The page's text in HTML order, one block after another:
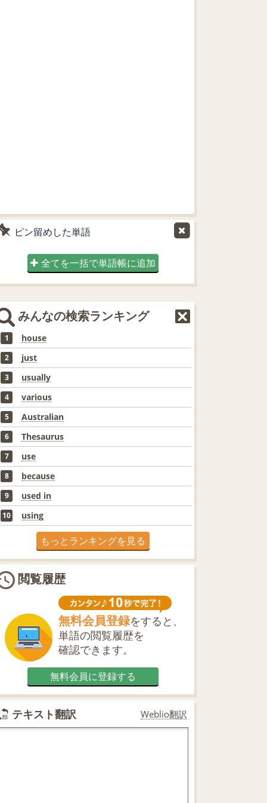
ピン留めした単語
全てを一括で単語帳に追加
みんなの検索ランキング
1 house
2 just
3 usually
4 various
5 Australian
6 Thesaurus
7 use
8 because
9 used in
10 using
もっとランキングを見る
閲覧履歴
無料会員登録をすると、
単語の閲覧履歴を
確認できます。
無料会員に登録する
テキスト翻訳 Weblio翻訳